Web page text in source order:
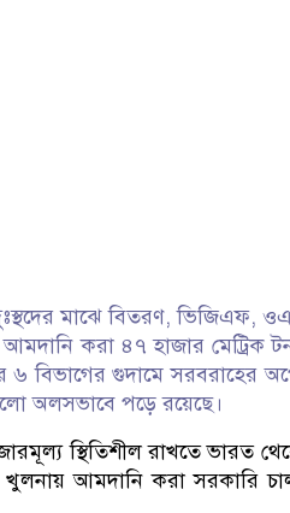
মাঝে বিতরণ, ভিজিএফ,
করা ৪৭ হাজার মেট্রিক
গুদামে সরবরাহের
অলসভাবে পড়ে রয়েছে।
স্থিতিশীল রাখতে ভারত
আমদানি করা সরকারি